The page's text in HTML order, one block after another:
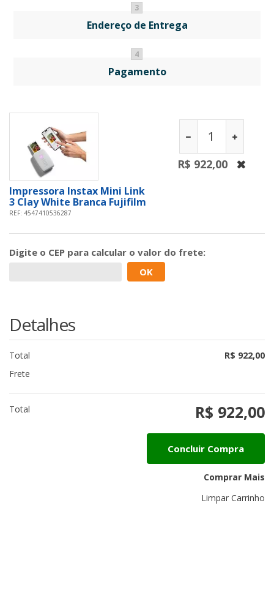
3
Endereço de Entrega
4
Pagamento
Impressora Instax Mini Link
3 Clay White Branca Fujifilm
REF: 4547410536287
R$ 922,00
Digite o CEP para calcular o valor do frete:
OK
Detalhes
Total
R$ 922,00
Frete
Total R$ 922,00
Concluir Compra
Comprar Mais
Limpar Carrinho